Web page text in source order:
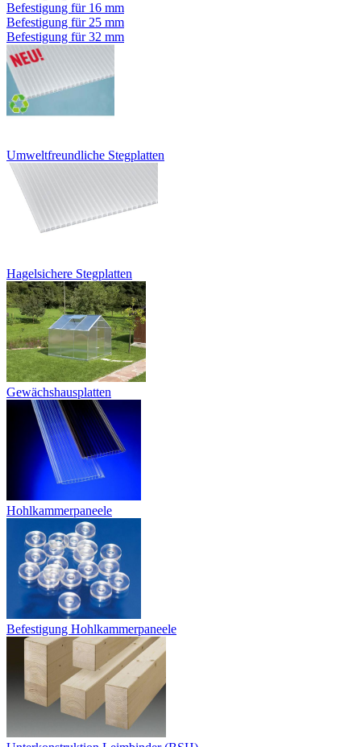
Befestigung für 16 mm
Befestigung für 25 mm
Befestigung für 32 mm
Umweltfreundliche Stegplatten
Hagelsichere Stegplatten
Gewächshausplatten
Hohlkammerpaneele
Befestigung Hohlkammerpaneele